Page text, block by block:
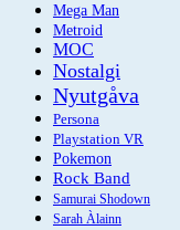
Mega Man
Metroid
MOC
Nostalgi
Nyutgåva
Persona
Playstation VR
Pokemon
Rock Band
Samurai Shodown
Sarah Àlainn